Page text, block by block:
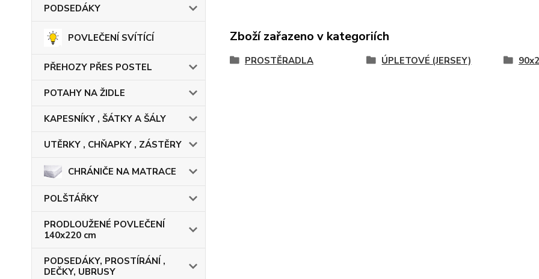
PODSEDÁKY
POVLEČENÍ SVÍTÍCÍ
PŘEHOZY PŘES POSTEL
POTAHY NA ŽIDLE
KAPESNÍKY , ŠÁTKY A ŠÁLY
UTĚRKY , CHŇAPKY , ZÁSTĚRY
CHRÁNIČE NA MATRACE
POLŠTÁŘKY
PRODLOUŽENÉ POVLEČENÍ
140x220 cm
PODSEDÁKY, PROSTÍRÁNÍ ,
DEČKY, UBRUSY
Zboží zařazeno v kategoriích
PROSTĚRADLA ÚPLETOVÉ (JERSEY)